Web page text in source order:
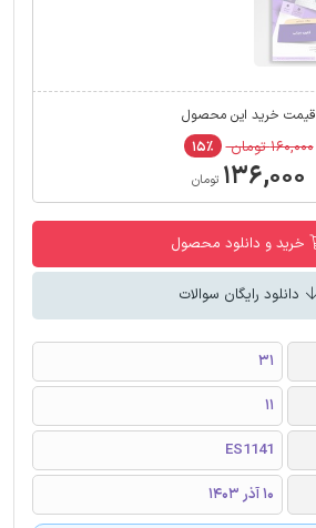
قیمت خرید این محصول
۱۶۰,۰۰۰ تومان ۱۵٪
۱۳۶,۰۰۰ تومان
خرید و دانلود محصول
دانلود رایگان سوالات
31
11
ES1141
10 آذر 1403